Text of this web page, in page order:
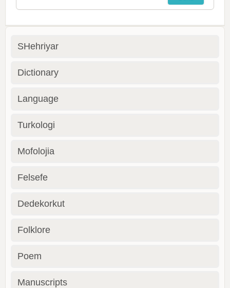
SHehriyar
Dictionary
Language
Turkologi
Mofolojia
Felsefe
Dedekorkut
Folklore
Poem
Manuscripts